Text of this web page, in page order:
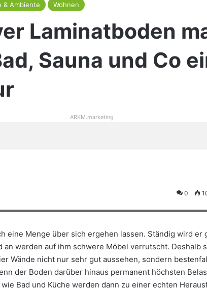
& Ambiente Wohnen
Laminatboden
Sauna und Co
ARKM.marketing
0
Der neue Designbelag Xtreme trotzt nicht nur den hohen
eine Menge über sich ergehen lassen. Ständig wird er
an werden auf ihm schwere Möbel verrutscht. Deshalb
Wände nicht nur sehr gut aussehen, sondern
der Boden darüber hinaus permanent höchsten
Bad und Küche werden dann zu einer echten